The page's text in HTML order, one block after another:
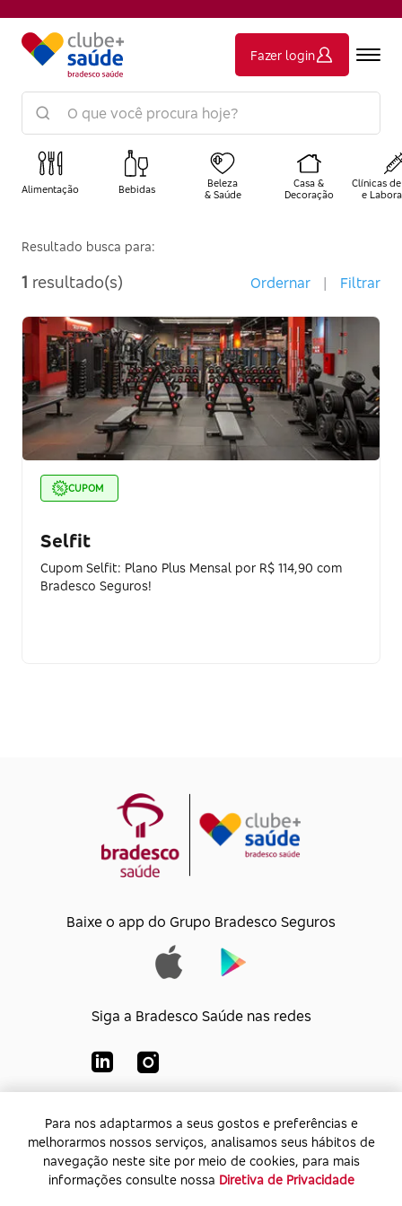
Fazer login
Alimentação Bebidas
Beleza
& Saúde
Casa &
Decoração
Clínicas
e
Resultado busca para:
1 resultado(s) Ordernar | Filtrar
CUPOM
Selfit
Cupom Selfit: Plano Plus Mensal por R$ 114,90 com
Bradesco Seguros!
Para nos adaptarmos a seus gostos e preferências e
melhorarmos nossos serviços, analisamos seus hábitos de
navegação neste site por meio de cookies, para mais
informações consulte nossa Diretiva de Privacidade
Baixe o app do Grupo Bradesco Seguros
Siga a Bradesco Saúde nas redes
Bradesco Saúde S/A
CNPJ:92.693.118/0001-60
Endereço:
Av. Rio de Janeiro, 555 - Caju - Rio de
Janeiro - Rio de Janeiro - CEP: 20.931-675
Para nos adaptarmos a seus gostos e preferências e
melhorarmos nossos serviços, analisamos seus hábitos de
navegação neste site por meio de cookies, para mais
informações consulte nossa Diretiva de Privacidade